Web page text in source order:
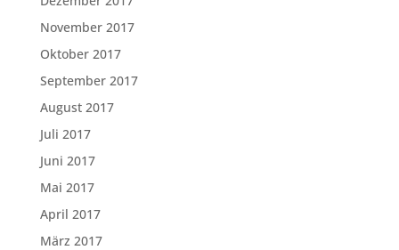
November 2017
Oktober 2017
September 2017
August 2017
Juli 2017
Juni 2017
Mai 2017
April 2017
März 2017